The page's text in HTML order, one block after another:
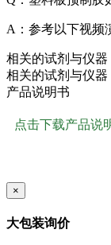
A：参考以下视
相关的试剂与仪器
相关的试剂与仪器
产品说明书
点击下载产品说
×
大包装询价